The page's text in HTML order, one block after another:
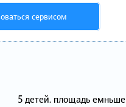
сервисом
5 детей. площадь